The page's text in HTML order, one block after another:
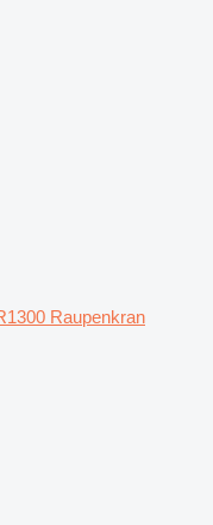
Raupenkran